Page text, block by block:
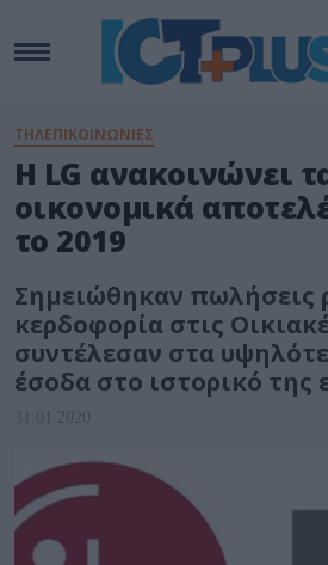
ΤΗΛΕΠΙΚΟΙΝΩΝΙΕΣ
Η LG ανακοινώνει
οικονομικά
το 2019
Σημειώθηκαν πωλήσεις
κερδοφορία στις
συντέλεσαν στα
έσοδα στο ιστορικό της
31.01.2020